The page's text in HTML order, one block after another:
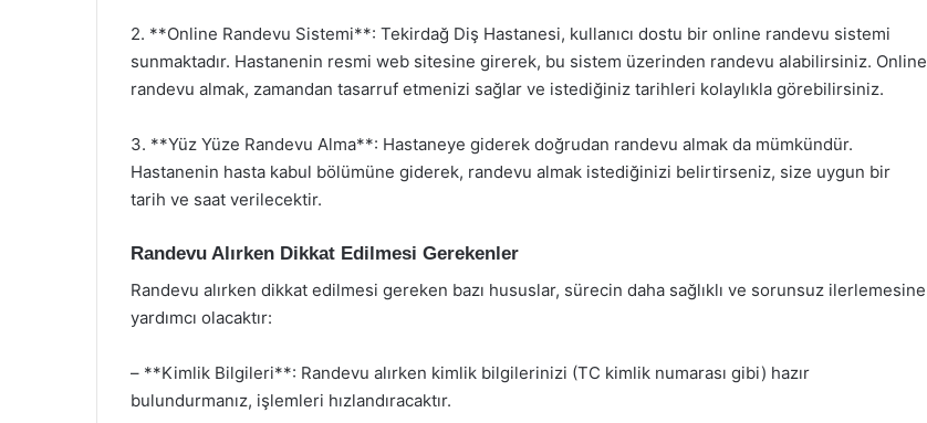
2. **Online Randevu Sistemi**: Tekirdağ Diş Hastanesi, kullanıcı dostu bir online randevu sistemi
sunmaktadır. Hastanenin resmi web sitesine girerek, bu sistem üzerinden randevu alabilirsiniz. Online
randevu almak, zamandan tasarruf etmenizi sağlar ve istediğiniz tarihleri kolaylıkla görebilirsiniz.
3. **Yüz Yüze Randevu Alma**: Hastaneye giderek doğrudan randevu almak da mümkündür.
Hastanenin hasta kabul bölümüne giderek, randevu almak istediğinizi belirtirseniz, size uygun bir
tarih ve saat verilecektir.
Randevu Alırken Dikkat Edilmesi Gerekenler
Randevu alırken dikkat edilmesi gereken bazı hususlar, sürecin daha sağlıklı ve sorunsuz ilerlemesine
yardımcı olacaktır:
– **Kimlik Bilgileri**: Randevu alırken kimlik bilgilerinizi (TC kimlik numarası gibi) hazır
bulundurmanız, işlemleri hızlandıracaktır.